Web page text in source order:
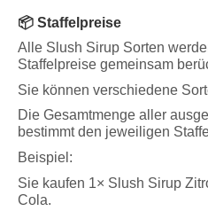
📦 Staffelpreise
Alle Slush Sirup Sorten
Staffelpreise gemeinsam
Sie können verschiedene
Die Gesamtmenge aller
bestimmt den jeweiligen
Beispiel:
Sie kaufen 1× Slush Sirup
Cola.